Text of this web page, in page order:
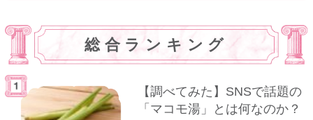
総合ランキング
【調べてみた】SNSで話題の
「マコモ湯」とは何なのか？